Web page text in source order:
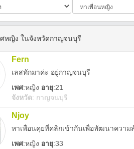
ศหญิง ในจังหวัดกาญจนบุรี
Fern
เลสทักมาค่ะ อยู่กาญจนบุรี
เพศ:หญิง อายุ:21
จังหวัด: กาญจนบุรี
Njoy
หาเพื่อนคุยที่คลิกเข้ากันเพื่อพัฒนาความ
เพศ:หญิง อายุ:33